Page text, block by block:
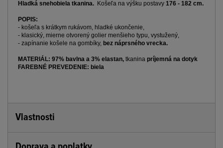
Hladká snehobiela tkanina. Košeľa na výšku postavy 176 - 182 cm.
POPIS:
- košeľa s krátkym rukávom, hladké ukončenie,
- klasický, mierne otvorený golier menšieho typu, vystužený,
- zapínanie košele na gombíky, bez náprsného vrecka.
MATERIÁL: 97% bavlna a 3% elastan, tkanina príjemná na dotyk
FAREBNÉ PREVEDENIE: biela
Vlastnosti